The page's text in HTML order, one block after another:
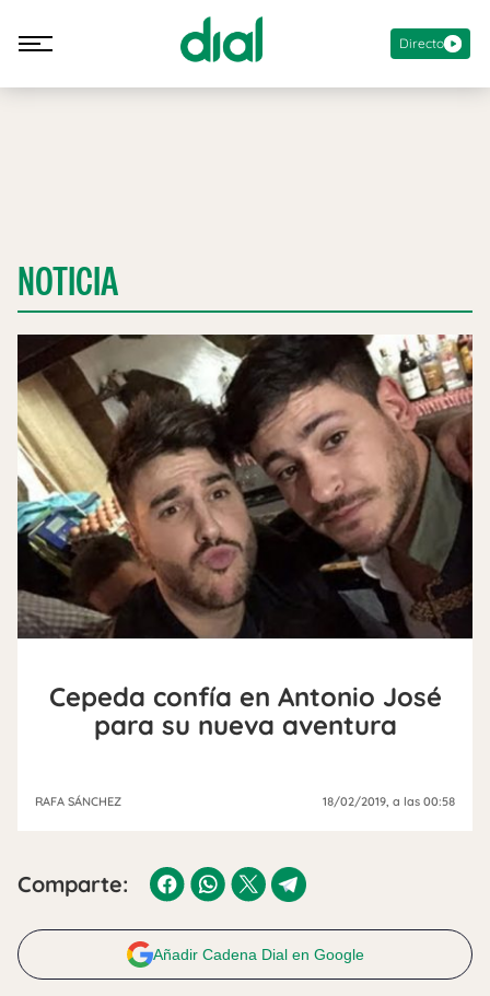
Directo
NOTICIA
Cepeda confía en Antonio José
para su nueva aventura
RAFA SÁNCHEZ 18/02/2019 , a las 00:58
Comparte:
Añadir Cadena Dial en Google